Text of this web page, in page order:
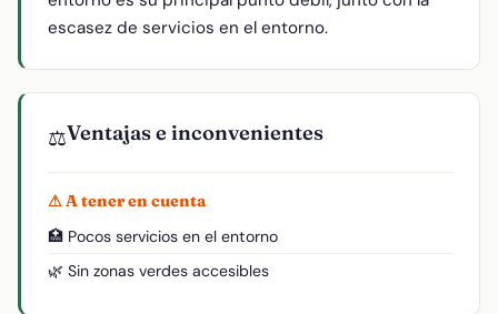
escasez de servicios en el entorno.
⚖️Ventajas e inconvenientes
⚠ A tener en cuenta
🏥 Pocos servicios en el entorno
🌿 Sin zonas verdes accesibles